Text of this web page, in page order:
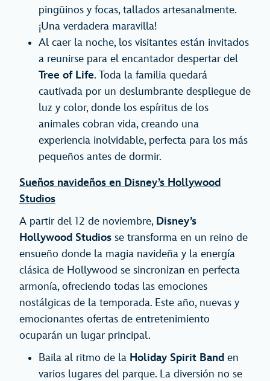
pingüinos y focas, tallados artesanalmente.
¡Una verdadera maravilla!
Al caer la noche, los visitantes están invitados
a reunirse para el encantador despertar del
Tree of Life. Toda la familia quedará
cautivada por un deslumbrante despliegue de
luz y color, donde los espíritus de los
animales cobran vida, creando una
experiencia inolvidable, perfecta para los más
pequeños antes de dormir.
Sueños navideños en Disney’s Hollywood
Studios
A partir del 12 de noviembre, Disney’s
Hollywood Studios se transforma en un reino de
ensueño donde la magia navideña y la energía
clásica de Hollywood se sincronizan en perfecta
armonía, ofreciendo todas las emociones
nostálgicas de la temporada. Este año, nuevas y
emocionantes ofertas de entretenimiento
ocuparán un lugar principal.
Baila al ritmo de la Holiday Spirit Band en
varios lugares del parque. La diversión no se